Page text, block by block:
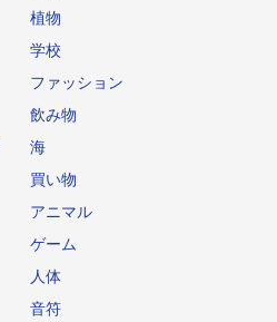
植物
学校
ファッション
飲み物
海
買い物
アニマル
ゲーム
人体
音符